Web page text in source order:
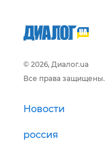
© 2026, Диалог.ua
Все права защищены.
Новости
россия